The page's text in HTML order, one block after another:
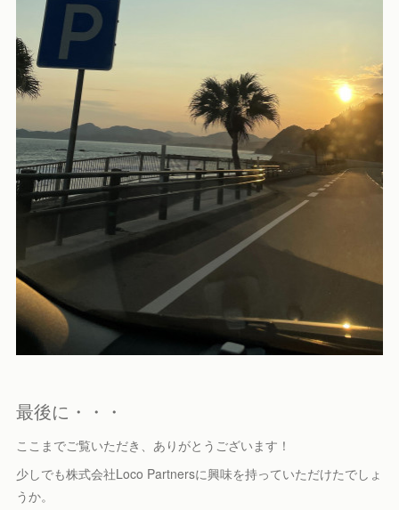
最後に・・・
ここまでご覧いただき、ありがとうございます！
少しでも株式会社Loco Partnersに興味を持っていただけたでしょ
うか。